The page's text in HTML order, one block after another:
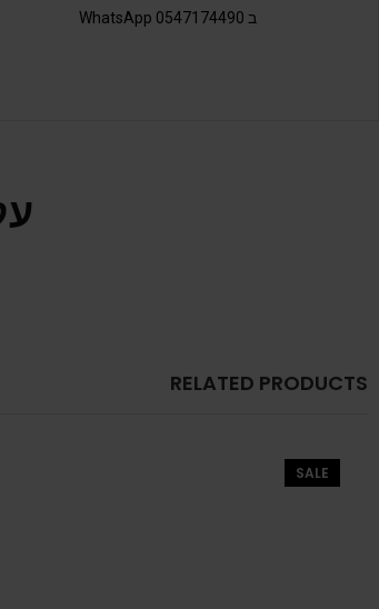
ב 0547174490 WhatsApp
RELATED PRODUCTS
SALE